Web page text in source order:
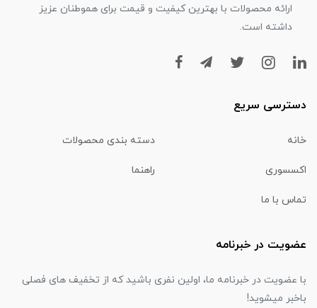
ارائه محصولات با بهترین کیفیت و قیمت برای هموطنان عزیز
داشته است.
دسترسی سریع
خانه دسته بندی محصولات
اکسسوری راهنما
تماس با ما
عضویت در خبرنامه
با عضویت در خبرنامه ما، اولین نفری باشید که از تخفیف های فصلی
باخبر میشوید!